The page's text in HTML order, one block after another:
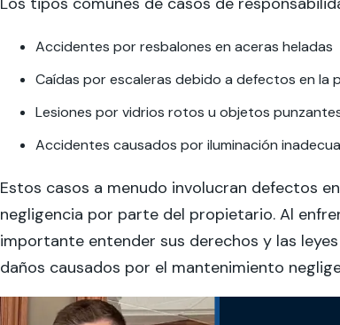
Accidentes por resbalones en aceras heladas
Caídas por escaleras debido a defectos en la
Lesiones por vidrios rotos u objetos
Accidentes causados por iluminación
Estos casos a menudo involucran defectos
negligencia por parte del propietario. Al
importante entender sus derechos y las
daños causados por el mantenimiento